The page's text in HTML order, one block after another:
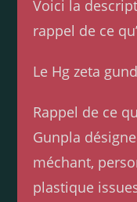
Voici la
rappel de ce
Le Hg zeta
Rappel de ce
Gunpla
méchant,
plastique